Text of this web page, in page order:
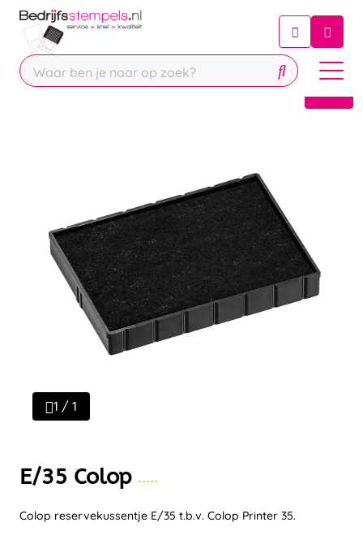
Chatbot
Chat 24/7 met onze chatbot voor
Contact
1 / 1
E/35 Colop
Colop reservekussentje E/35 t.b.v. Colop Printer 35.